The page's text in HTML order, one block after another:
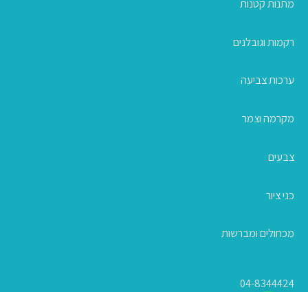
מתנות קטנות
רקמות וגובלנים
ערכות צביעה
מקרמה וצמר
צבעים
כני ציור
מכחולים ומברשות
04-8344424